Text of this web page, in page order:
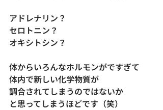
アドレナリン？
セロトニン？
オキシトシン？
体からいろんなホルモンがですぎて
体内で新しい化学物質が
調合されてしまうのではないか
と思ってしまうほどです（笑）